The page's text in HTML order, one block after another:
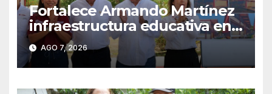
Fortalece Armando Martínez
infraestructura educativa en
Altamira
AGO 7, 2026